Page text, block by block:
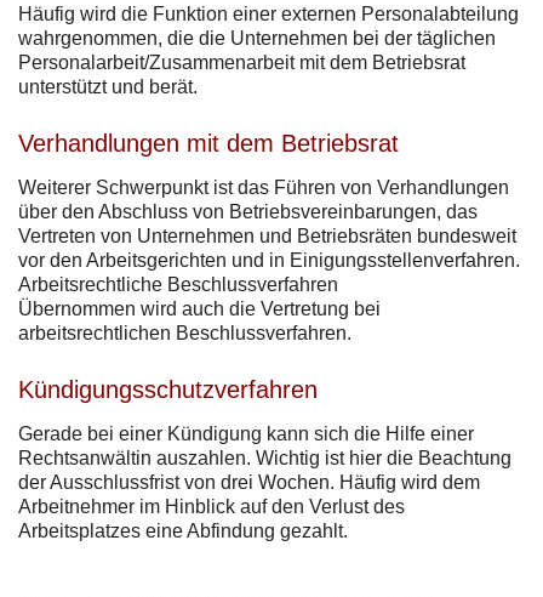
Häufig wird die Funktion einer externen Personalabteilung
wahrgenommen, die die Unternehmen bei der täglichen
Personalarbeit/Zusammenarbeit mit dem Betriebsrat
unterstützt und berät.
Verhandlungen mit dem Betriebsrat
Weiterer Schwerpunkt ist das Führen von Verhandlungen
über den Abschluss von Betriebsvereinbarungen, das
Vertreten von Unternehmen und Betriebsräten bundesweit
vor den Arbeitsgerichten und in Einigungsstellenverfahren.
Arbeitsrechtliche Beschlussverfahren
Übernommen wird auch die Vertretung bei
arbeitsrechtlichen Beschlussverfahren.
Kündigungsschutzverfahren
Gerade bei einer Kündigung kann sich die Hilfe einer
Rechtsanwältin auszahlen. Wichtig ist hier die Beachtung
der Ausschlussfrist von drei Wochen. Häufig wird dem
Arbeitnehmer im Hinblick auf den Verlust des
Arbeitsplatzes eine Abfindung gezahlt.